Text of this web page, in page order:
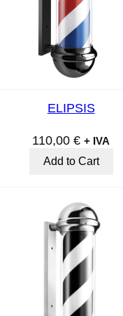
ELIPSIS
110,00€ + IVA
Add to Cart